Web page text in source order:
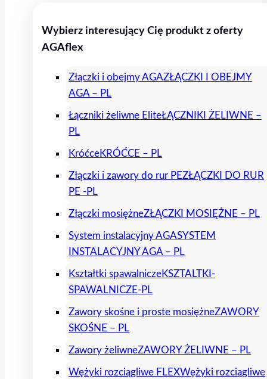
Wybierz interesujący Cię produkt z oferty
AGAflex
Złączki i obejmy AGAZŁĄCZKI I OBEJMY
AGA – PL
Łączniki żeliwne EliteŁĄCZNIKI ŻELIWNE –
PL
KróćceKRÓĆCE – PL
Złączki i zawory do rur PEZŁĄCZKI DO RUR
PE -PL
Złączki mosiężneZŁĄCZKI MOSIĘŻNE – PL
System instalacyjny AGASYSTEM
INSTALACYJNY AGA – PL
Kształtki spawalniczeKSZTALTKI-
SPAWALNICZE-PL
Zawory skośne i proste mosiężneZAWORY
SKOŚNE – PL
Zawory żeliwneZAWORY ŻELIWNE – PL
Wężyki rozciągliwe FLEXWężyki rozciągliwe